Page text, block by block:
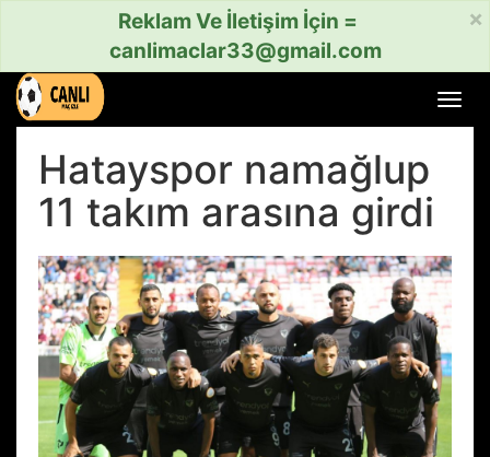
×
Reklam Ve İletişim İçin =
canlimaclar33@gmail.com
aç
Hatayspor namağlup
11 takım arasına girdi